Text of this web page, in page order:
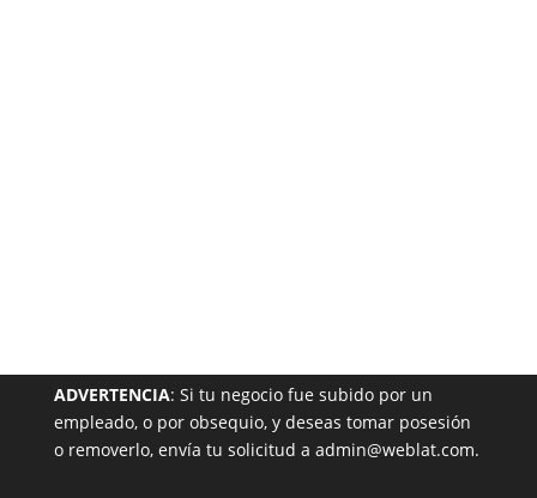
ADVERTENCIA: Si tu negocio fue subido por un
empleado, o por obsequio, y deseas tomar posesión
o removerlo, envía tu solicitud a admin@weblat.com.